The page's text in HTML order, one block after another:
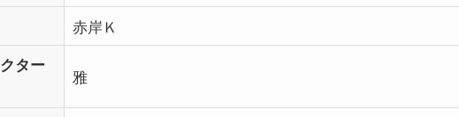
赤岸Ｋ
ター
雅